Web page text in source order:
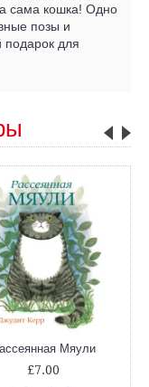
сама кошка! Одно
позы и
для
Мяули
£7.00